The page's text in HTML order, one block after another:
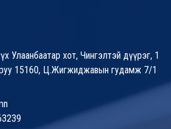
Улаанбаатар хот, Чингэлтэй дүүрэг, 1
15160, Ц.Жигжиджавын гудамж 7/1